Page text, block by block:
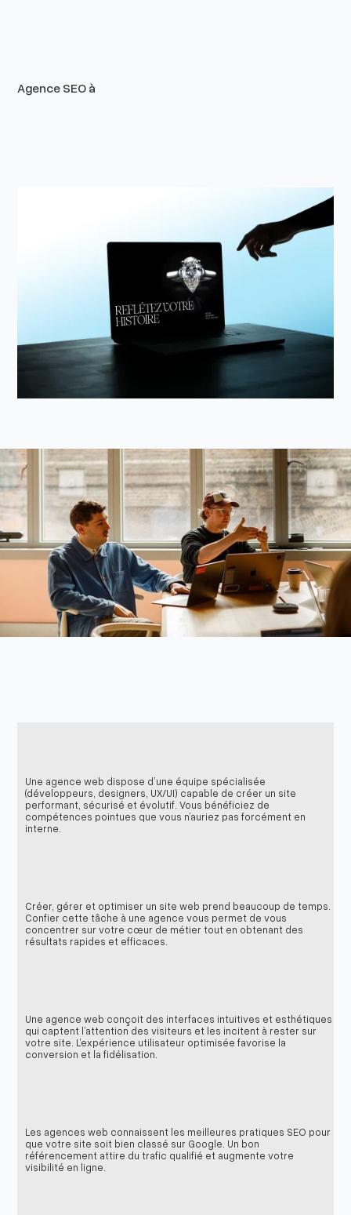
Agence SEO à
Une agence web dispose d’une équipe spécialisée
(développeurs, designers, UX/UI) capable de créer un site
performant, sécurisé et évolutif. Vous bénéficiez de
compétences pointues que vous n’auriez pas forcément en
interne.
Créer, gérer et optimiser un site web prend beaucoup de temps.
Confier cette tâche à une agence vous permet de vous
concentrer sur votre cœur de métier tout en obtenant des
résultats rapides et efficaces.
Une agence web conçoit des interfaces intuitives et esthétiques
qui captent l’attention des visiteurs et les incitent à rester sur
votre site. L’expérience utilisateur optimisée favorise la
conversion et la fidélisation.
Les agences web connaissent les meilleures pratiques SEO pour
que votre site soit bien classé sur Google. Un bon
référencement attire du trafic qualifié et augmente votre
visibilité en ligne.